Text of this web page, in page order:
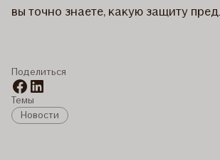
вы точно знаете, какую защиту
Поделиться
Темы
Новости